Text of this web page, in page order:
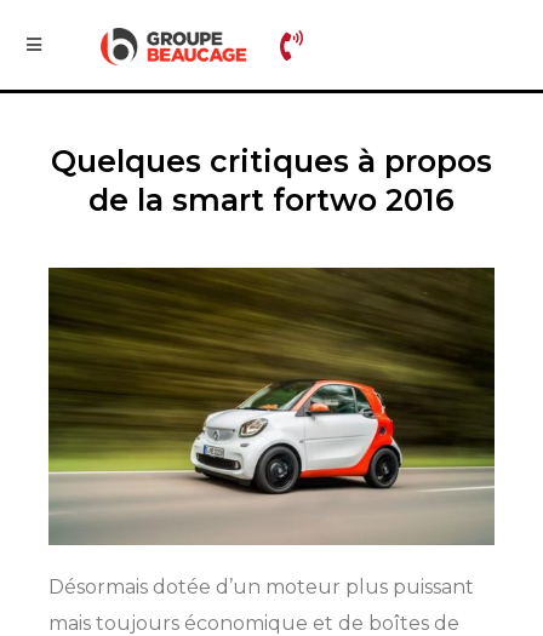
Quelques critiques à propos
de la smart fortwo 2016
Désormais dotée d’un moteur plus puissant
mais toujours économique et de boîtes de